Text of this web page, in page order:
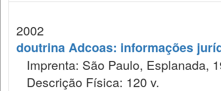
2002
doutrina Adcoas: informações
Imprenta: São Paulo, Esplanada,
Descrição Física: 120 v.